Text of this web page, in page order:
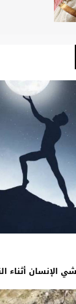
الإنسان أثناء